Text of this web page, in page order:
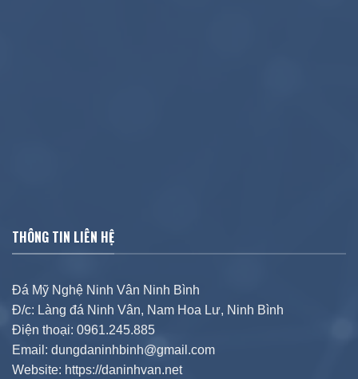
THÔNG TIN LIÊN HỆ
Đá Mỹ Nghệ Ninh Vân Ninh Bình
Đ/c: Làng đá Ninh Vân, Nam Hoa Lư, Ninh Bình
Điện thoại: 0961.245.885
Email: dungdaninhbinh@gmail.com
Website: https://daninhvan.net